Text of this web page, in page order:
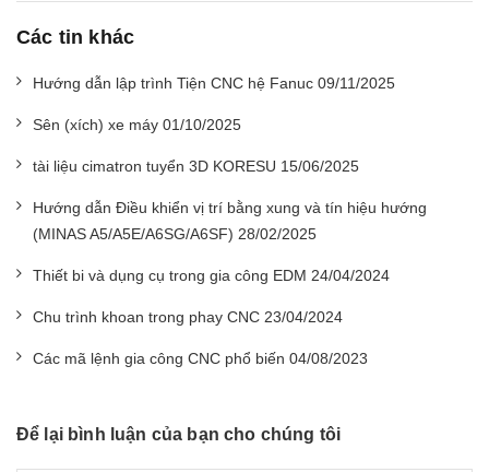
Các tin khác
Hướng dẫn lập trình Tiện CNC hệ Fanuc 09/11/2025
Sên (xích) xe máy 01/10/2025
tài liệu cimatron tuyển 3D KORESU 15/06/2025
Hướng dẫn Điều khiển vị trí bằng xung và tín hiệu hướng
(MINAS A5/A5E/A6SG/A6SF) 28/02/2025
Thiết bi và dụng cụ trong gia công EDM 24/04/2024
Chu trình khoan trong phay CNC 23/04/2024
Các mã lệnh gia công CNC phổ biến 04/08/2023
Để lại bình luận của bạn cho chúng tôi